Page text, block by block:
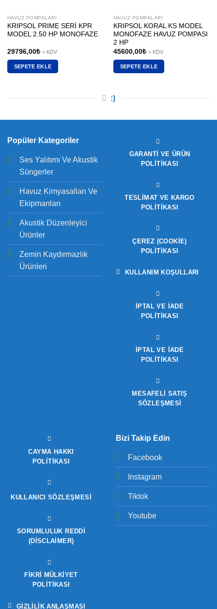
HAVUZ POMPALARI
KRIPSOL PRIME SERİ KPR
MODEL 2.50 HP MONOFAZE
29796,00₺ + KDV
SEPETE EKLE
HAVUZ POMPALARI
KRIPSOL KORAL KS MODEL
MONOFAZE HAVUZ POMPASI
2 HP
45600,00₺ + KDV
SEPETE EKLE
:)
Popüler Kategoriler
Ses Yalıtımı Ve Akustik
Süngerler
Havuz Kimyasalları Ve
Ekipmanları
Akustik Düzenleyici
Ürünler
Zemin Kaydırmazlık
Ürünleri
GARANTI VE ÜRÜN
POLITIKASI
TESLIMAT VE KARGO
POLITIKASI
ÇEREZ (COOKIE)
POLITIKASI
KULLANIM KOŞULLARI
İPTAL VE İADE
POLITIKASI
İPTAL VE İADE
POLITIKASI
MESAFELİ SATIŞ
SÖZLEŞMESİ
CAYMA HAKKI
POLITIKASI
KULLANICI SÖZLEŞMESI
SORUMLULUK REDDI
(DISCLAIMER)
FIKRI MÜLKIYET
POLITIKASI
GIZLILIK ANLAŞMASI
Bizi Takip Edin
Facebook
Instagram
Tiktok
Youtube